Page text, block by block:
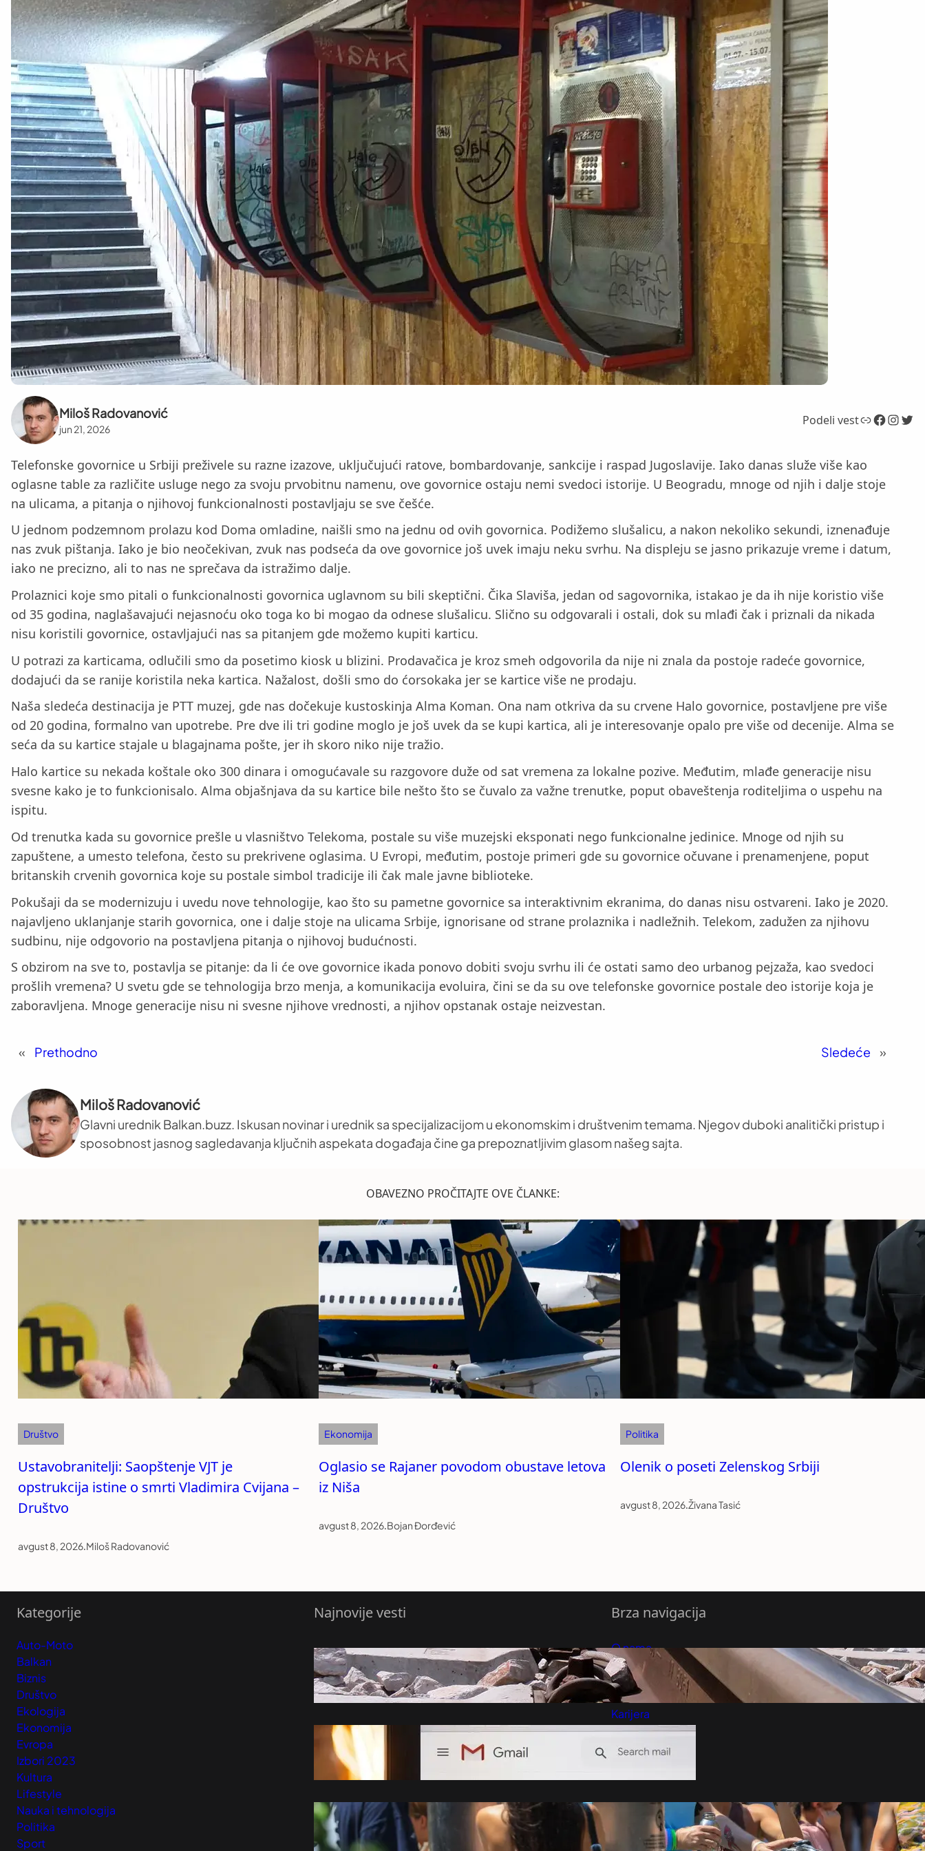
Miloš Radovanović
jun 21, 2026
Podeli vestLink Facebook InstagramTwitter
Telefonske govornice u Srbiji preživele su razne izazove, uključujući ratove, bombardovanje, sankcije i raspad Jugoslavije. Iako danas služe više kao
oglasne table za različite usluge nego za svoju prvobitnu namenu, ove govornice ostaju nemi svedoci istorije. U Beogradu, mnoge od njih i dalje stoje
na ulicama, a pitanja o njihovoj funkcionalnosti postavljaju se sve češće.
U jednom podzemnom prolazu kod Doma omladine, naišli smo na jednu od ovih govornica. Podižemo slušalicu, a nakon nekoliko sekundi, iznenađuje
nas zvuk pištanja. Iako je bio neočekivan, zvuk nas podseća da ove govornice još uvek imaju neku svrhu. Na displeju se jasno prikazuje vreme i datum,
iako ne precizno, ali to nas ne sprečava da istražimo dalje.
Prolaznici koje smo pitali o funkcionalnosti govornica uglavnom su bili skeptični. Čika Slaviša, jedan od sagovornika, istakao je da ih nije koristio više
od 35 godina, naglašavajući nejasnoću oko toga ko bi mogao da odnese slušalicu. Slično su odgovarali i ostali, dok su mlađi čak i priznali da nikada
nisu koristili govornice, ostavljajući nas sa pitanjem gde možemo kupiti karticu.
U potrazi za karticama, odlučili smo da posetimo kiosk u blizini. Prodavačica je kroz smeh odgovorila da nije ni znala da postoje radeće govornice,
dodajući da se ranije koristila neka kartica. Nažalost, došli smo do ćorsokaka jer se kartice više ne prodaju.
Naša sledeća destinacija je PTT muzej, gde nas dočekuje kustoskinja Alma Koman. Ona nam otkriva da su crvene Halo govornice, postavljene pre više
od 20 godina, formalno van upotrebe. Pre dve ili tri godine moglo je još uvek da se kupi kartica, ali je interesovanje opalo pre više od decenije. Alma se
seća da su kartice stajale u blagajnama pošte, jer ih skoro niko nije tražio.
Halo kartice su nekada koštale oko 300 dinara i omogućavale su razgovore duže od sat vremena za lokalne pozive. Međutim, mlađe generacije nisu
svesne kako je to funkcionisalo. Alma objašnjava da su kartice bile nešto što se čuvalo za važne trenutke, poput obaveštenja roditeljima o uspehu na
ispitu.
Od trenutka kada su govornice prešle u vlasništvo Telekoma, postale su više muzejski eksponati nego funkcionalne jedinice. Mnoge od njih su
zapuštene, a umesto telefona, često su prekrivene oglasima. U Evropi, međutim, postoje primeri gde su govornice očuvane i prenamenjene, poput
britanskih crvenih govornica koje su postale simbol tradicije ili čak male javne biblioteke.
Pokušaji da se modernizuju i uvedu nove tehnologije, kao što su pametne govornice sa interaktivnim ekranima, do danas nisu ostvareni. Iako je 2020.
najavljeno uklanjanje starih govornica, one i dalje stoje na ulicama Srbije, ignorisane od strane prolaznika i nadležnih. Telekom, zadužen za njihovu
sudbinu, nije odgovorio na postavljena pitanja o njihovoj budućnosti.
S obzirom na sve to, postavlja se pitanje: da li će ove govornice ikada ponovo dobiti svoju svrhu ili će ostati samo deo urbanog pejzaža, kao svedoci
prošlih vremena? U svetu gde se tehnologija brzo menja, a komunikacija evoluira, čini se da su ove telefonske govornice postale deo istorije koja je
zaboravljena. Mnoge generacije nisu ni svesne njihove vrednosti, a njihov opstanak ostaje neizvestan.
« Prethodno Sledeće »
Miloš Radovanović
Glavni urednik Balkan.buzz. Iskusan novinar i urednik sa specijalizacijom u ekonomskim i društvenim temama. Njegov duboki analitički pristup i
sposobnost jasnog sagledavanja ključnih aspekata događaja čine ga prepoznatljivim glasom našeg sajta.
OBAVEZNO PROČITAJTE OVE ČLANKE:
Društvo
Ustavobranitelji: Saopštenje VJT je
opstrukcija istine o smrti Vladimira Cvijana –
Društvo
avgust 8, 2026.Miloš Radovanović
Ekonomija
Oglasio se Rajaner povodom obustave letova
iz Niša
avgust 8, 2026.Bojan Đorđević
Politika
Olenik o poseti Zelenskog Srbiji
avgust 8, 2026.Živana Tasić
Kategorije
Auto-Moto
Balkan
Biznis
Društvo
Ekologija
Ekonomija
Evropa
Izbori 2023
Kultura
Lifestyle
Nauka i tehnologija
Politika
Sport
Najnovije vesti
Sudar vozova u Hrvatskoj, nikom od
povređenih nije ugrožen život – Region
avgust 8, 2026
Gmail uvodi velike promjene od 2027.
godine: Milioni korisnika moraće da se
prilagode
U Srbiji do 38 stepeni početkom sledeće
sedmice
avgust 8, 2026
Brza navigacija
O nama
Predloži Vest
Pretplatite se na vesti
Karijera
Marketing
Kontakt